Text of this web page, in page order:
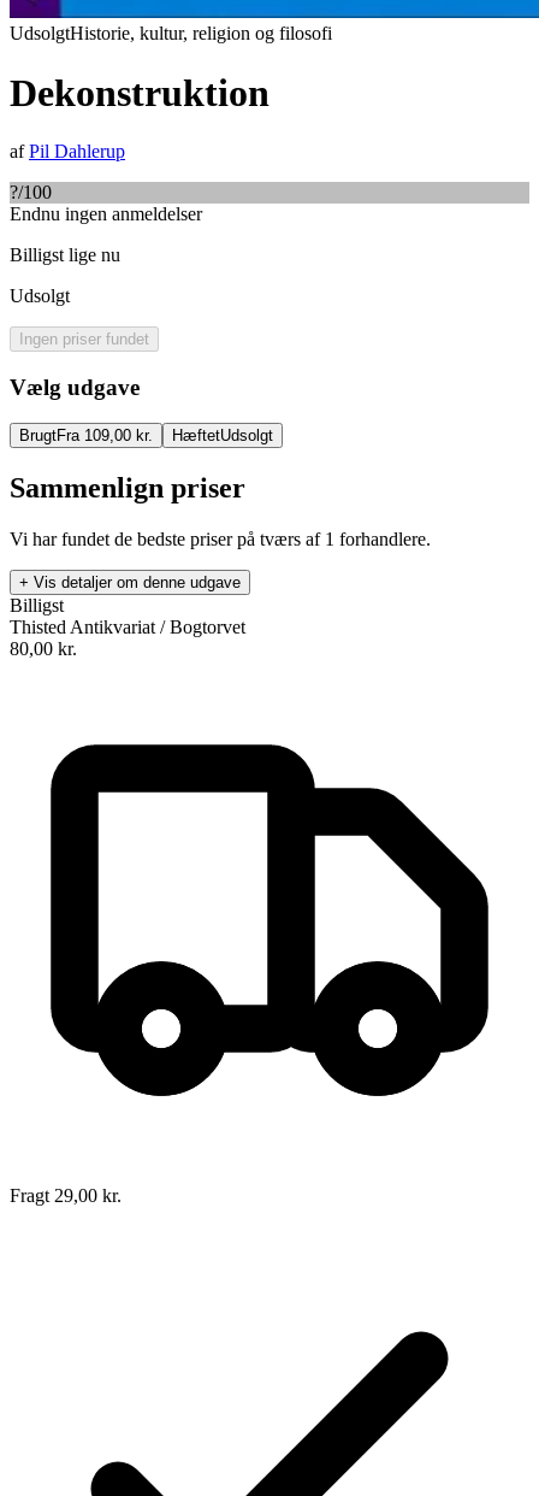
UdsolgtHistorie, kultur, religion og filosofi
Dekonstruktion
afPil Dahlerup
?/100
Endnu ingen anmeldelser
Billigst lige nu
Udsolgt
Ingen priser fundet
Vælg udgave
BrugtFra 109,00 kr. HæftetUdsolgt
Sammenlign priser
Vi har fundet de bedste priser på tværs af 1 forhandlere.
+ Vis detaljer om denne udgave
Dekonstruktion
Gyldendal
Udgivet:
20. marts 1997
Billigst
Thisted Antikvariat / Bogtorvet
80,00 kr.
Fragt 29,00 kr.